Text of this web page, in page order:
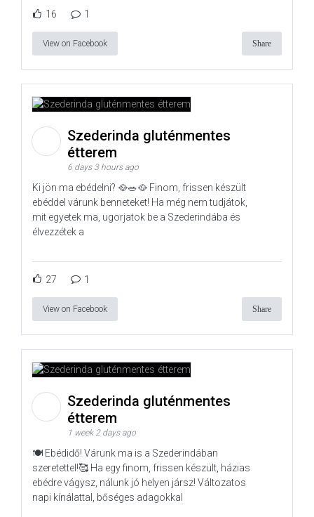
16 1
View on Facebook Share
Szederinda gluténmentes
étterem
6 days 3 hours ago
Ki jön ma ebédelni? 🥘🥗🥘 Finom, frissen készült
ebéddel várunk benneteket! Ha még nem tudjátok,
mit egyetek ma, ugorjatok be a Szederindába és
élvezzétek a
27 1
View on Facebook Share
Szederinda gluténmentes
étterem
1 week 2 days ago
🍽️ Ebédidő! Várunk ma is a Szederindában
szeretettel!🥰 Ha egy finom, frissen készült, házias
ebédre vágysz, nálunk jó helyen jársz! Változatos
napi kínálattal, bőséges adagokkal